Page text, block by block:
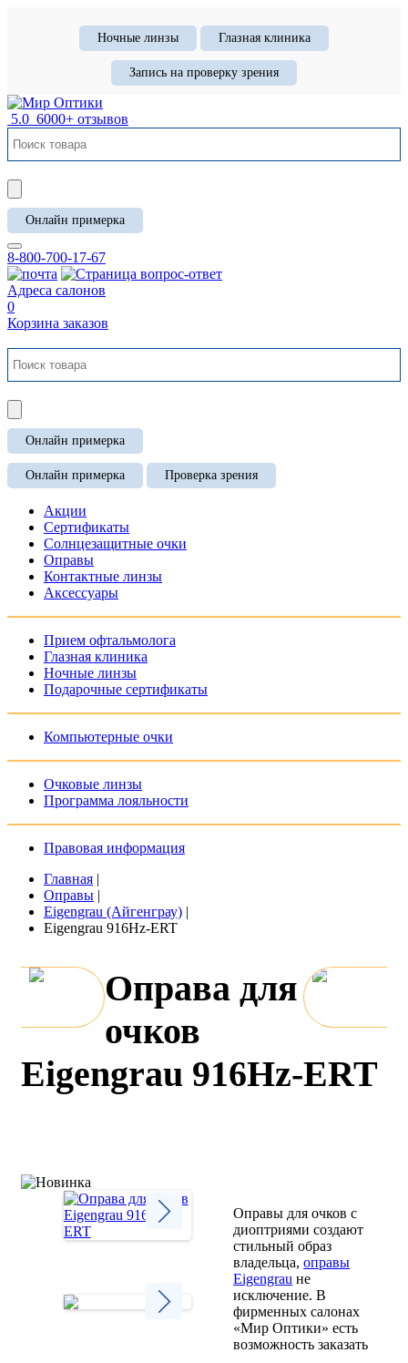
Ночные линзы Глазная клиника
Запись на проверку зрения
5.0 6000+ отзывов
Онлайн примерка
8-800-700-17-67
Адреса салонов
0
Корзина заказов
Онлайн примерка
Онлайн примерка Проверка зрения
Акции
Сертификаты
Солнцезащитные очки
Оправы
Контактные линзы
Аксессуары
Прием офтальмолога
Глазная клиника
Ночные линзы
Подарочные сертификаты
Компьютерные очки
Очковые линзы
Программа лояльности
Правовая информация
Главная |
Оправы |
Eigengrau (Айгенграу) |
Eigengrau 916Hz-ERT
Оправа для
очков
Eigengrau 916Hz-ERT
Оправы для очков с
диоптриями создают
стильный образ
владельца,оправы
Eigengrau не
исключение. В
фирменных салонах
«Мир Оптики» есть
возможность заказать